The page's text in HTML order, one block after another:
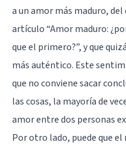
a un amor más maduro,
artículo“Amor maduro:
que el primero?”, y que
más auténtico. Este
que no conviene sacar
las cosas, la mayoría de
amor entre dos personas
Por otro lado, puede que